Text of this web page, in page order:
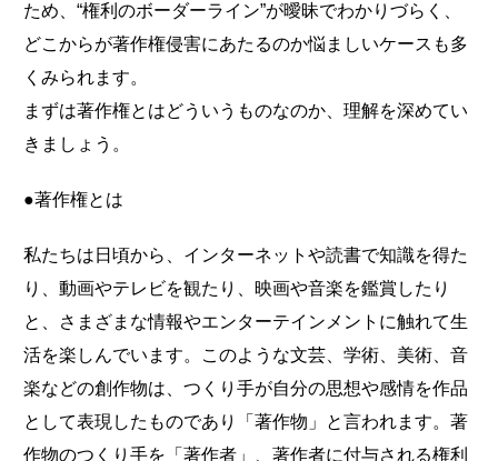
ため、“権利のボーダーライン”が曖昧でわかりづらく、
どこからが著作権侵害にあたるのか悩ましいケースも多
くみられます。
まずは著作権とはどういうものなのか、理解を深めてい
きましょう。
●著作権とは
私たちは日頃から、インターネットや読書で知識を得た
り、動画やテレビを観たり、映画や音楽を鑑賞したり
と、さまざまな情報やエンターテインメントに触れて生
活を楽しんでいます。このような文芸、学術、美術、音
楽などの創作物は、つくり手が自分の思想や感情を作品
として表現したものであり「著作物」と言われます。著
作物のつくり手を「著作者」、著作者に付与される権利